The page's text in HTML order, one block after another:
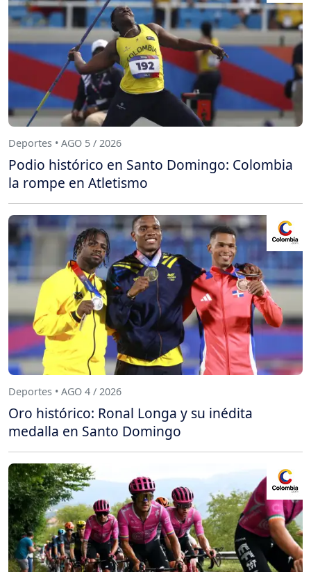
Deportes • AGO 5 / 2026
Podio histórico en Santo Domingo: Colombia
la rompe en Atletismo
Deportes • AGO 4 / 2026
Oro histórico: Ronal Longa y su inédita
medalla en Santo Domingo